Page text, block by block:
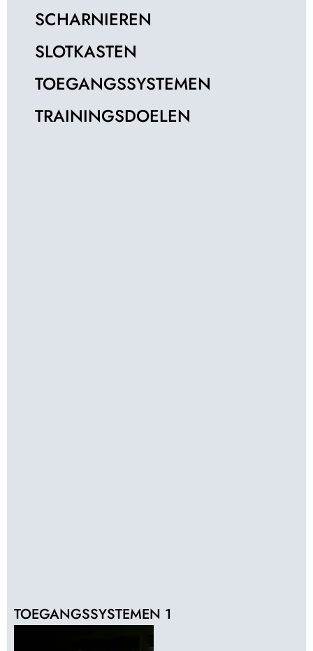
SCHARNIEREN
SLOTKASTEN
TOEGANGSSYSTEMEN
TRAININGSDOELEN
TOEGANGSSYSTEMEN 1